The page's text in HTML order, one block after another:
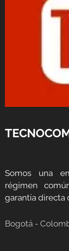
Somos una
régimen
garantía directa
Bogotá -